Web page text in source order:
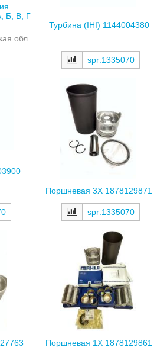
Б, В, Г
обл.
Турбина (IHI) 1144004380
spr:1335070
Поршневая 3X 1878129871
spr:1335070
Поршневая 1X 1878129861